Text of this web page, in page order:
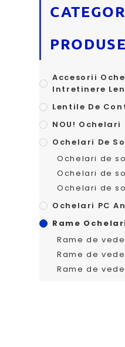
PRODUSE
Accesorii
Intretinere
Lentile De
NOU! Ochelari
Ochelari De
Ochelari de
Ochelari de
Ochelari de
Ochelari PC
Rame
Rame de
Rame de
Rame de